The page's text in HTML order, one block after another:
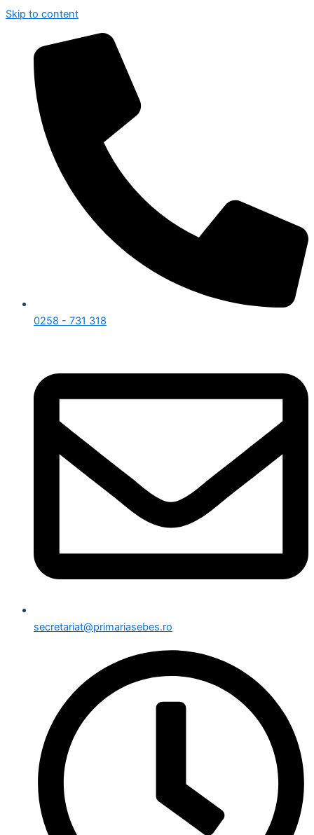
Skip to content
0258 - 731 318
secretariat@primariasebes.ro